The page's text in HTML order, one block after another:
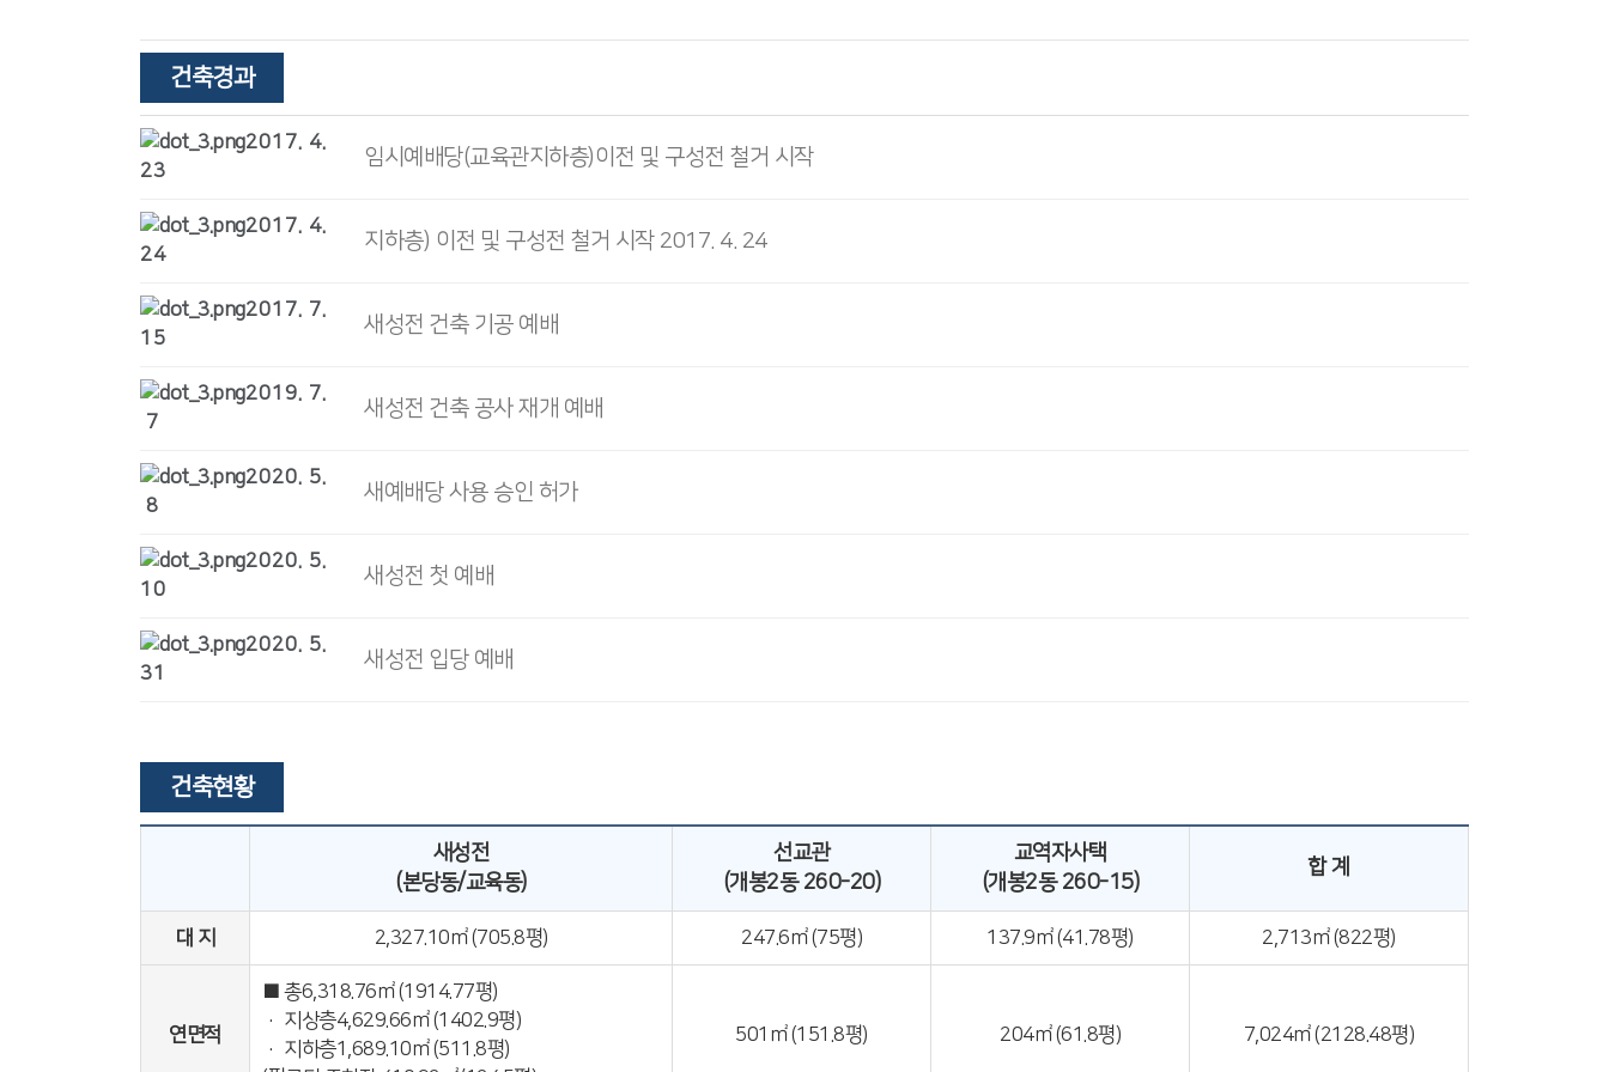
건축경과
2017. 4.
23
임시예배당(교육관지하층)이전 및 구성전 철거 시작
2017. 4.
24
지하층) 이전 및 구성전 철거 시작 2017. 4. 24
2017. 7.
15
새성전 건축 기공 예배
2019. 7.
7
새성전 건축 공사 재개 예배
2020. 5.
8
새예배당 사용 승인 허가
2020. 5.
10
새성전 첫 예배
2020. 5.
31
새성전 입당 예배
건축현황
새성전
(본당동/교육동)
선교관
(개봉2동 260-20)
교역자사택
(개봉2동 260-15)
합 계
대 지 2,327.10㎡ (705.8평) 247.6㎡ (75평) 137.9㎡ (41.78평) 2,713㎡ (822평)
연면적
■ 총6,318.76㎡ (1914.77평)
· 지상층4,629.66㎡ (1402.9평)
· 지하층1,689.10㎡ (511.8평)
501㎡ (151.8평) 204㎡ (61.8평) 7,024㎡ (2128.48평)